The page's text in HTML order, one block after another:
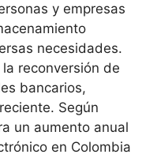
y empresas
necesidades.
reconversión de
bancarios,
Según
un aumento anual
en Colombia